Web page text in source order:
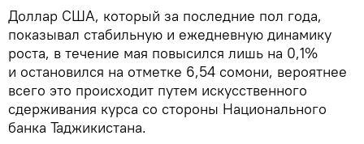
Доллар США, который за последние пол года,
показывал стабильную и ежедневную динамику
роста, в течение мая повысился лишь на 0,1%
и остановился на отметке 6,54 сомони, вероятнее
всего это происходит путем искусственного
сдерживания курса со стороны Национального
банка Таджикистана.